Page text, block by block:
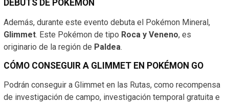
DEBUTS DE POKÉMON
Además, durante este evento debuta el Pokémon Mineral,
Glimmet. Este Pokémon de tipo Roca y Veneno, es
originario de la región de Paldea.
CÓMO CONSEGUIR A GLIMMET EN POKÉMON GO
Podrán conseguir a Glimmet en las Rutas, como recompensa
de investigación de campo, investigación temporal gratuita e